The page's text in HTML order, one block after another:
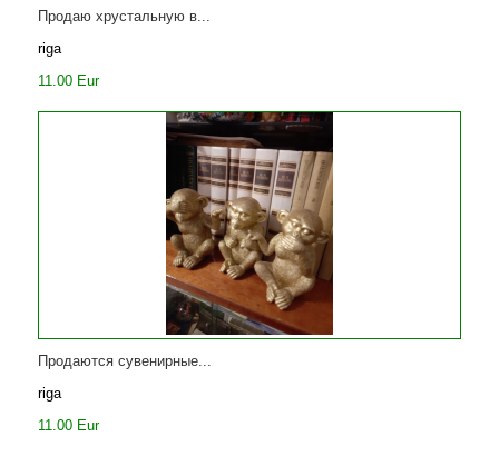
Продаю хрустальную в...
riga
11.00 Eur
Продаются сувенирные...
riga
11.00 Eur